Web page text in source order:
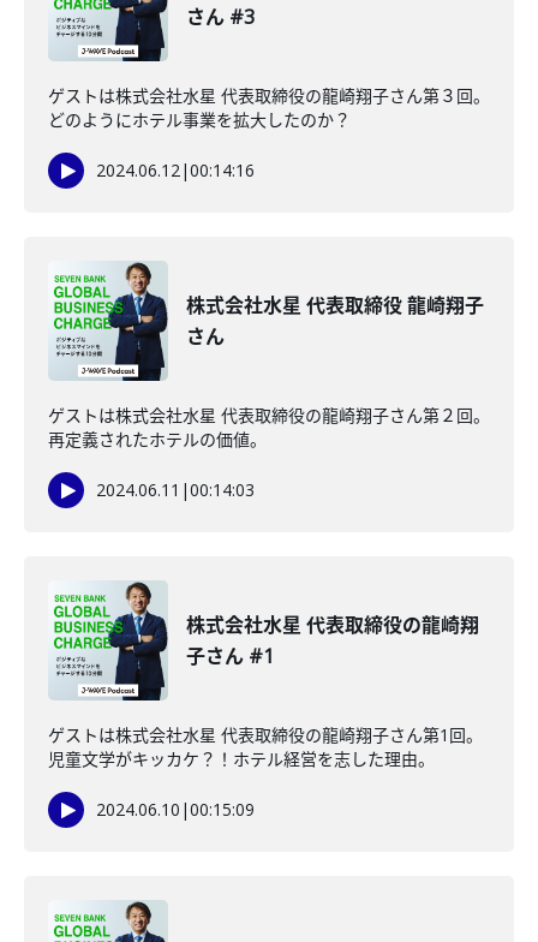
さん #3
ゲストは株式会社水星 代表取締役の龍崎翔子さん第３回。
どのようにホテル事業を拡大したのか？
2024.06.12|00:14:16
株式会社水星 代表取締役 龍崎翔子
さん
ゲストは株式会社水星 代表取締役の龍崎翔子さん第２回。
再定義されたホテルの価値。
2024.06.11 |00:14:03
株式会社水星 代表取締役の龍崎翔
子さん #1
ゲストは株式会社水星 代表取締役の龍崎翔子さん第1回。
児童文学がキッカケ？！ホテル経営を志した理由。
2024.06.10 |00:15:09